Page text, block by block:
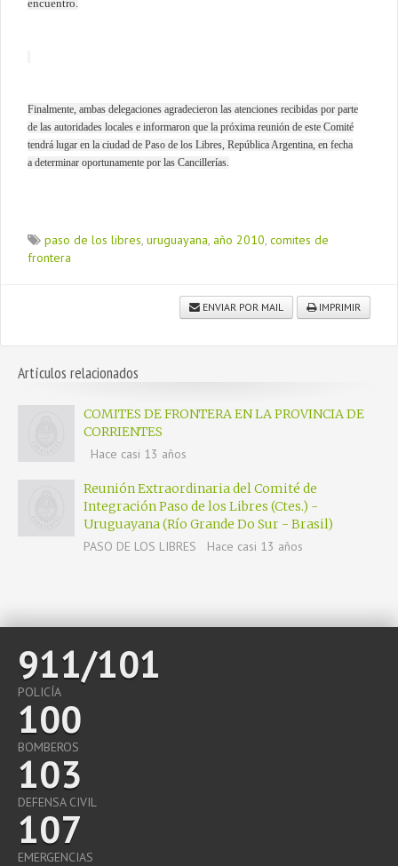
encuentro.
Finalmente, ambas delegaciones agradecieron las atenciones recibidas por parte
de las autoridades locales e informaron que la próxima reunión de este Comité
tendrá lugar en la ciudad de Paso de los Libres, República Argentina, en fecha
a determinar oportunamente por las Cancillerías.
paso de los libres, uruguayana, año 2010, comites de
frontera
ENVIAR POR MAIL IMPRIMIR
Artículos relacionados
COMITES DE FRONTERA EN LA PROVINCIA DE
CORRIENTES
Hace casi 13 años
Reunión Extraordinaria del Comité de
Integración Paso de los Libres (Ctes.) -
Uruguayana (Río Grande Do Sur - Brasil)
PASO DE LOS LIBRES
Hace casi 13 años
911/101
POLICÍA
100
BOMBEROS
103
DEFENSA CIVIL
107
EMERGENCIAS